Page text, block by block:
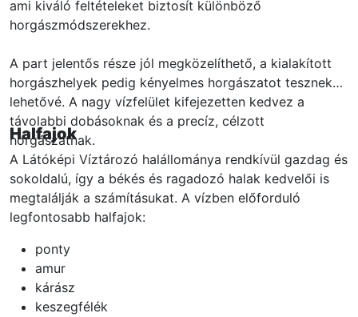
ami kiváló feltételeket biztosít különböző
horgászmódszerekhez.
A part jelentős része jól megközelíthető, a kialakított
horgászhelyek pedig kényelmes horgászatot tesznek
lehetővé. A nagy vízfelület kifejezetten kedvez a
távolabbi dobásoknak és a precíz, célzott
horgászatnak.
Halfajok
A Látóképi Víztározó halállománya rendkívül gazdag és
sokoldalú, így a békés és ragadozó halak kedvelői is
megtalálják a számításukat. A vízben előforduló
legfontosabb halfajok:
ponty
amur
kárász
keszegfélék